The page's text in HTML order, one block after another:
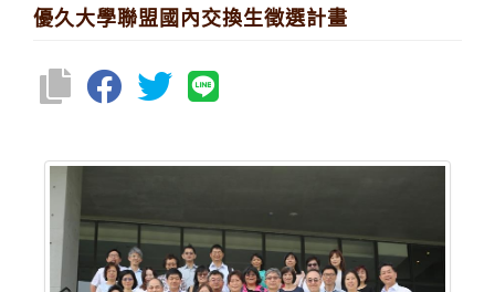
優久大學聯盟國內交換生徵選計畫